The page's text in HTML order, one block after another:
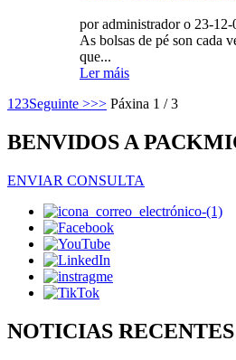
por administrador o 23-12-
As bolsas de pé son cada
que...
Ler máis
1 23Seguinte >>> Páxina 1 / 3
BENVIDOS A
ENVIAR CONSULTA
NOTICIAS RECENTES